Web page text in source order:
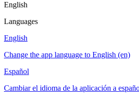
English
Languages
English
Change the app language to English (en)
Español
Cambiar el idioma de la aplicación a